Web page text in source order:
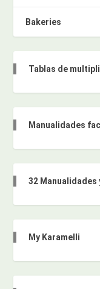
Bakeries
Tablas de
Manualidades
32 Manualidades
My Karamelli